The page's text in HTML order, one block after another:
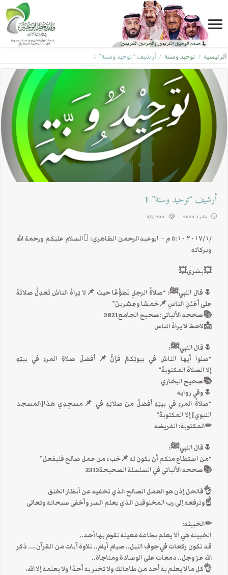
الرئيسية / توحيد وسنة / أرشيف “توحيد وسنة” 1
أرشيف “توحيد وسنة” 1
يناير 1, 2020 908 زيارة
‏/١‏/٢٠١٧ ٥:١٠ م – ابوعبدالرحمن الظاهري: السلام عليكم ورحمة الله
وبركاته
💥بشرى💥
🌷قال النبيﷺ: “صلاةُ الرجلِ تَطوُّعًا حيث 📌لا يَراهُ الناسُ تَعدِلُ صلاتَهُ
على أعْيُنِ الناسِ 📌خمسًا وعِشرينَ”
📚صححه الألباني:صحيح الجامع3821
📩ﻻحظ لا يراهُ الناس
🌷قال النبيﷺ:
“صلوا أيها الناسُ في بيوتِكمْ فإنَّ📌أفضلَ صلاةِ المرءِ في بيتِهِ
إلا الصلاةَ المكتوبةَ”
📚صحيح البخاري
🌷وفي روايه
“صلاةُ المرءِ في بيتِهِ أفضلُ من صلاتِهِ في 📌مسجِدِي هذا[المسجد
النبوي] إلا المكتوبةَ”
✏المكتوبة: الفريضه
🌷قال النبيﷺ:
“من استطاع منكم أن يكون له 📌خبء من عمل صالح فليفعل”
📚صححه الألباني في السلسلة الصحيحة2313
👌فالحل إذن هو العمل الصالح الذي تخفيه عن أنظار الخلق
☝وترفعه إلى رب المخلوقين الذي يعلم السر وأخفى سبحانه وتعالى
✏الخبيئه:
الخبيئة هي ألا يعلم بطاعة معينة تقوم بها أحد..
قد تكون ركعات في جوف الليل.. صيام أيام.. تلاوة آيات من القرآن…. ذكر
الله عز وجل.. دمعات على الوسادة ومناجاة..
👌كل ما لا يعلم به أحد من طاعاتك ولا تخبر به أحدًا ولا يعلمه إلا الله،